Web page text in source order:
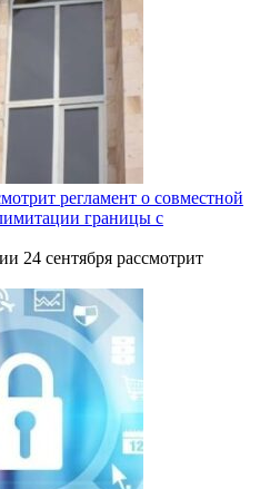
регламент о совместной
границы с
24 сентября рассмотрит